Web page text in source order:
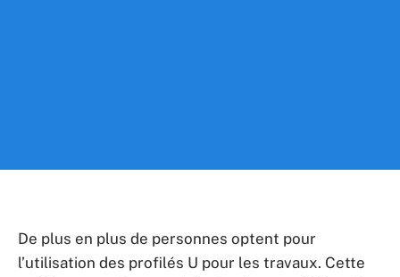
De plus en plus de personnes optent pour
l’utilisation des profilés U pour les travaux. Cette